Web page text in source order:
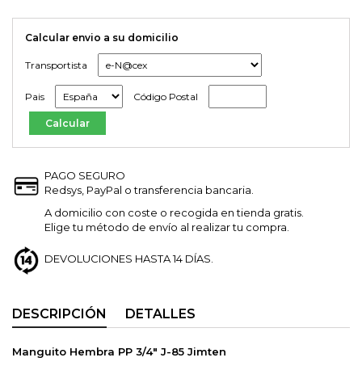
Calcular envio a su domicilio
Transportista
Pais Código Postal
PAGO SEGURO
Redsys, PayPal o transferencia bancaria.
A domicilio con coste o recogida en tienda gratis.
Elige tu método de envío al realizar tu compra.
DEVOLUCIONES HASTA 14 DÍAS.
DESCRIPCIÓN DETALLES
Manguito Hembra PP 3/4" J-85 Jimten